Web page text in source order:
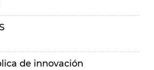
de innovación